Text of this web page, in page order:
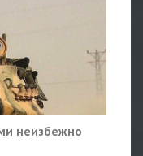
неизбежно